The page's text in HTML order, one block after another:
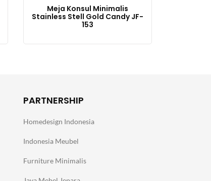
Meja Konsul Minimalis
Stainless Stell Gold Candy JF-
153
PARTNERSHIP
Homedesign Indonesia
Indonesia Meubel
Furniture Minimalis